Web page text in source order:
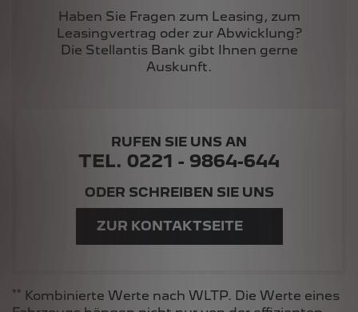
Haben Sie Fragen zum Leasing, zum
Leasingvertrag oder zur Abwicklung?
Die Stellantis Bank gibt Ihnen gerne
Auskunft.
RUFEN SIE UNS AN
TEL. 0221 - 9864-644
ODER SCHREIBEN SIE UNS
ZUR KONTAKTSEITE
** Kombinierte Werte nach WLTP. Die Werte eines